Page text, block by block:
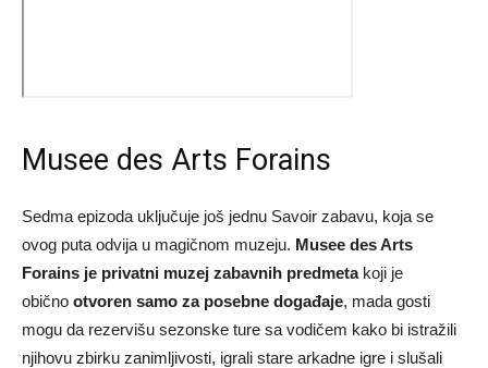
Musee des Arts Forains
Sedma epizoda uključuje još jednu Savoir zabavu, koja se
ovog puta odvija u magičnom muzeju. Musee des Arts
Forains je privatni muzej zabavnih predmetakoji je
obično otvoren samo za posebne događaje, mada gosti
mogu da rezervišu sezonske ture sa vodičem kako bi istražili
njihovu zbirku zanimljivosti, igrali stare arkadne igre i slušali